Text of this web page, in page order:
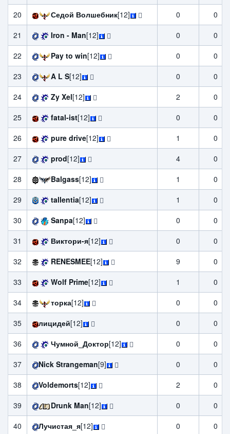
20
Седой Волшебник[12] 0
0
21
Iron - Man[12] 0
0
22
Pay to win[12] 0
0
23
A L S[12] 0
0
24
Zy Xel[12] 2
0
25
fatal-ist[12] 0
0
26
pure drive[12] 1
0
27
prod[12] 4
0
28
Balgass[12] 1
0
29
tallentia[12] 1
0
30
Sanpa[12] 0
0
31
Виктори-я[12] 0
0
32
RENESMEE[12] 9
0
33
Wolf Prime[12] 1
0
34
торка[12] 0
0
35
лицидей[12] 0
0
36
Чумной_Доктор[12] 0
0
37
Nick Strangeman[9] 0
0
38
Voldemorts[12] 2
0
39
Drunk Man[12] 0
0
40
Лучистая_я[12] 0 0